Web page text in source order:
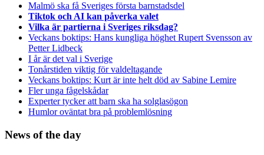
Malmö ska få Sveriges första barnstadsdel
Tiktok och AI kan påverka valet
Vilka är partierna i Sveriges riksdag?
Veckans boktips: Hans kungliga höghet Rupert Svensson av
Petter Lidbeck
I år är det val i Sverige
Tonårstiden viktig för valdeltagande
Veckans boktips: Kurt är inte helt död av Sabine Lemire
Fler unga fågelskådar
Experter tycker att barn ska ha solglasögon
Humlor oväntat bra på problemlösning
News of the day